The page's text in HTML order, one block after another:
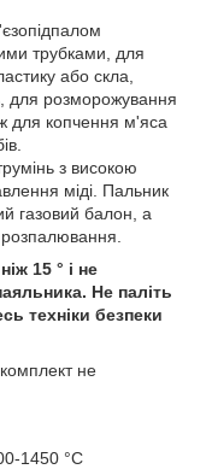
трубками, для
або скла,
для розморожування
для копчення м'яса
з високою
міді. Пальник
газовий балон, а
15 ° і не
Не паліть
техніки безпеки
не
1450 °C